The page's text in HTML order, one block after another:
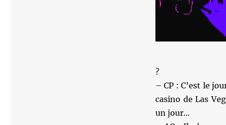
?
– CP : C’est le
casino de Las
un jour…